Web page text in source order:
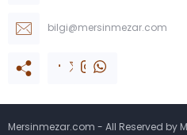
bilgi@mersinmezar.com
Mersinmezar.com - All Reserved by